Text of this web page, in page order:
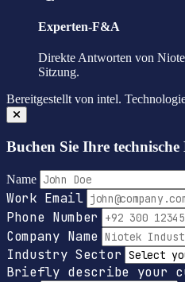
Experten-F&A
Direkte Antworten von
Sitzung.
Bereitgestellt von intel.
Buchen Sie Ihre technische
Name
Work Email
Phone Number
Company Name
Industry Sector
Briefly describe your